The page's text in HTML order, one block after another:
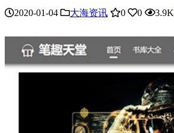
2020-01-04 大海资讯 0 0 3.9K